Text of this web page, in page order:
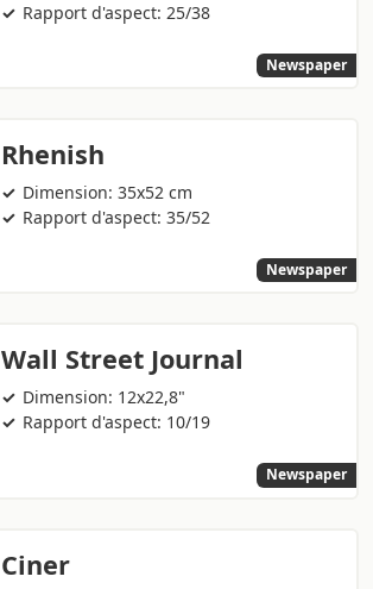
Rapport d'aspect: 25/38
Newspaper
Rhenish
Dimension: 35x52 cm
Rapport d'aspect: 35/52
Newspaper
Wall Street Journal
Dimension: 12x22,8"
Rapport d'aspect: 10/19
Newspaper
Ciner